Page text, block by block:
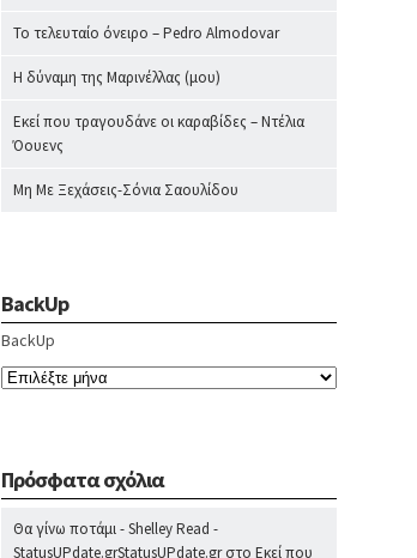
Το τελευταίο όνειρο – Pedro Almodovar
Η δύναμη της Μαρινέλλας (μου)
Εκεί που τραγουδάνε οι καραβίδες – Ντέλια
Όουενς
Μη Με Ξεχάσεις-Σόνια Σαουλίδου
BackUp
BackUp
Πρόσφατα σχόλια
Θα γίνω ποτάμι - Shelley Read -
StatusUPdate.grStatusUPdate.grστο Εκεί που